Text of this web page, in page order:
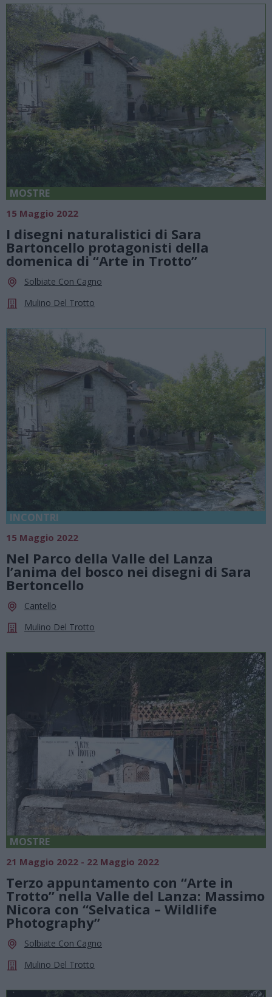
MOSTRE
15 Maggio 2022
I disegni naturalistici di Sara
Bartoncello protagonisti della
domenica di “Arte in Trotto”
Solbiate Con Cagno
Mulino Del Trotto
INCONTRI
15 Maggio 2022
Nel Parco della Valle del Lanza
l’anima del bosco nei disegni di Sara
Bertoncello
Cantello
Mulino Del Trotto
MOSTRE
21 Maggio 2022 - 22 Maggio 2022
Terzo appuntamento con “Arte in
Trotto” nella Valle del Lanza: Massimo
Nicora con “Selvatica – Wildlife
Photography”
Solbiate Con Cagno
Mulino Del Trotto